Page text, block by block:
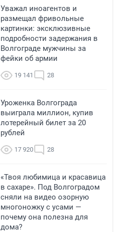
Уважал иноагентов и
размещал фривольные
картинки: эксклюзивные
подробности задержания в
Волгограде мужчины за
фейки об армии
19 141 28
Уроженка Волгограда
выиграла миллион, купив
лотерейный билет за 20
рублей
17 920 28
«Твоя любимица и красавица
в сахаре». Под Волгоградом
сняли на видео озорную
многоножку с усами —
почему она полезна для
дома?